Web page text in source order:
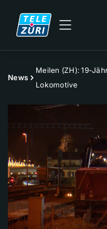
News
Meilen (ZH): 19-
Lokomotive